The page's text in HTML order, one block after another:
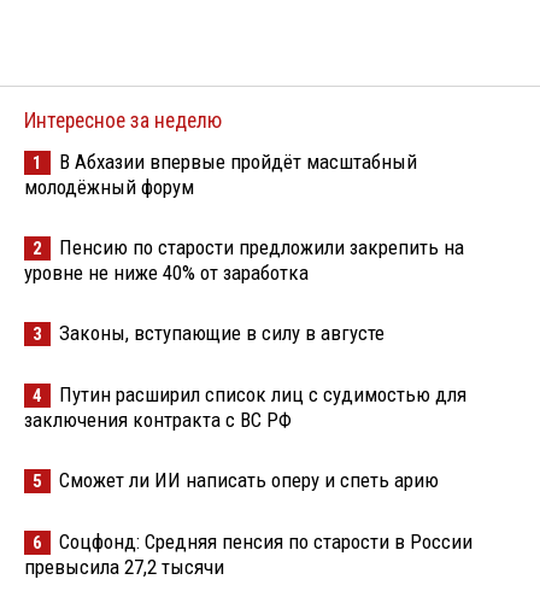
Интересное за неделю
1
В Абхазии впервые пройдёт масштабный
молодёжный форум
2
Пенсию по старости предложили закрепить на
уровне не ниже 40% от заработка
3 Законы, вступающие в силу в августе
4
Путин расширил список лиц с судимостью для
заключения контракта с ВС РФ
5 Сможет ли ИИ написать оперу и спеть арию
6
Соцфонд: Средняя пенсия по старости в России
превысила 27,2 тысячи